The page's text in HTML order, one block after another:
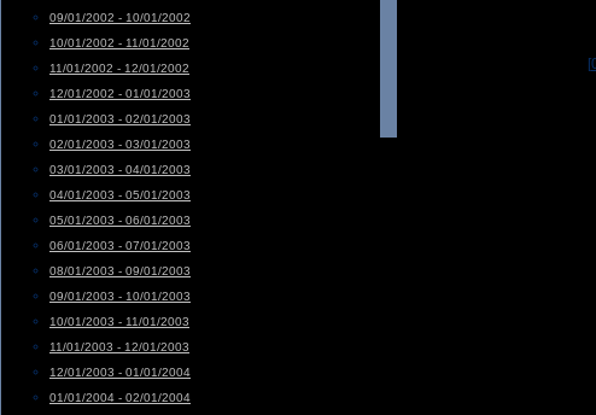
09/01/2002 - 10/01/2002
10/01/2002 - 11/01/2002
11/01/2002 - 12/01/2002
12/01/2002 - 01/01/2003
01/01/2003 - 02/01/2003
02/01/2003 - 03/01/2003
03/01/2003 - 04/01/2003
04/01/2003 - 05/01/2003
05/01/2003 - 06/01/2003
06/01/2003 - 07/01/2003
08/01/2003 - 09/01/2003
09/01/2003 - 10/01/2003
10/01/2003 - 11/01/2003
11/01/2003 - 12/01/2003
12/01/2003 - 01/01/2004
01/01/2004 - 02/01/2004